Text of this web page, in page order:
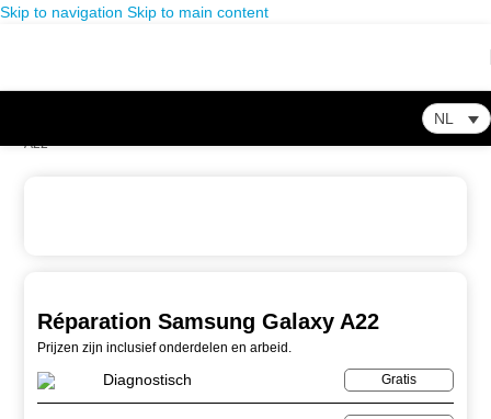
Skip to navigation Skip to main content
NL
Réparation Samsung Galaxy
A22
Réparation Samsung Galaxy A22
Prijzen zijn inclusief onderdelen en arbeid.
Diagnostisch Gratis